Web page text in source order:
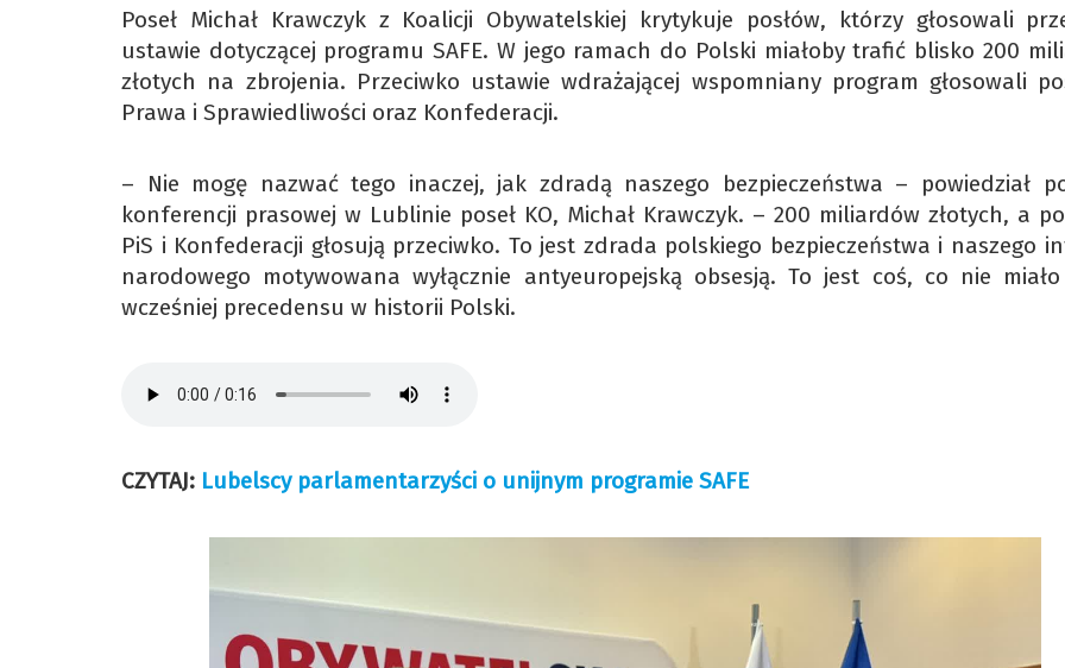
Poseł Michał Krawczyk z Koalicji Obywatelskiej krytykuje posłów, którzy głosowali
ustawie dotyczącej programu SAFE. W jego ramach do Polski miałoby trafić blisko 200
złotych na zbrojenia. Przeciwko ustawie wdrażającej wspomniany program głosowali
Prawa i Sprawiedliwości oraz Konfederacji.
– Nie mogę nazwać tego inaczej, jak zdradą naszego bezpieczeństwa – powiedział
konferencji prasowej w Lublinie poseł KO, Michał Krawczyk. – 200 miliardów złotych, a
PiS i Konfederacji głosują przeciwko. To jest zdrada polskiego bezpieczeństwa i naszego
narodowego motywowana wyłącznie antyeuropejską obsesją. To jest coś, co nie
wcześniej precedensu w historii Polski.
CZYTAJ: Lubelscy parlamentarzyści o unijnym programie SAFE